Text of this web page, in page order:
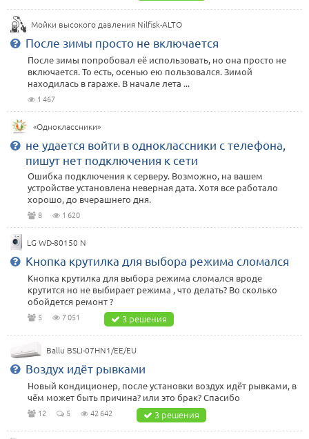
Мойки высокого давления Nilfisk-ALTO
После зимы просто не включается
После зимы попробовал её использовать, но она просто не
включается. То есть, осенью ею пользовался. Зимой
находилась в гараже. В начале лета ...
1 467
«Одноклассники»
не удается войти в одноклассники с телефона,
пишут нет подключения к сети
Ошибка подключения к серверу. Возможно, на вашем
устройстве установлена неверная дата. Хотя все работало
хорошо, до вчерашнего дня.
8 1 620
LG WD-80150 N
Кнопка крутилка для выбора режима сломался
Кнопка крутилка для выбора режима сломался вроде
крутится но не выбирает режима , что делать? Во сколько
обойдется ремонт ?
5 7 051 3 решения
Ballu BSLI-07HN1/EE/EU
Воздух идёт рывками
Новый кондиционер, после установки воздух идёт рывками, в
чём может быть причина? или это брак? Спасибо
12 5 42 642 3 решения